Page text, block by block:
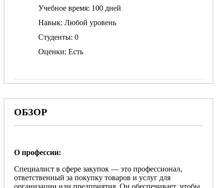
ОБЗОР
О профессии:
Специалист в сфере закупок — это профессионал,
ответственный за покупку товаров и услуг для
Учебное время 100 дней
Навык Любой уровень
Студенты 0
Оценки Есть